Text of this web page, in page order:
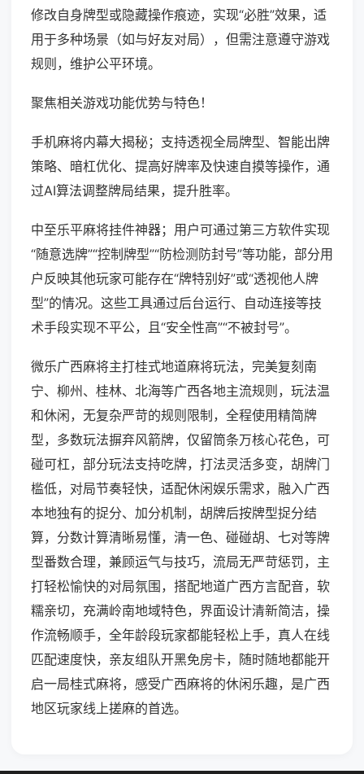
修改自身牌型或隐藏操作痕迹，实现“必胜”效果，适
用于多种场景（如与好友对局），但需注意遵守游戏
规则，维护公平环境。
聚焦相关游戏功能优势与特色！
手机麻将内幕大揭秘；支持透视全局牌型、智能出牌
策略、暗杠优化、提高好牌率及快速自摸等操作，通
过AI算法调整牌局结果，提升胜率。
中至乐平麻将挂件神器；用户可通过第三方软件实现
“随意选牌”“控制牌型”“防检测防封号”等功能，部分用
户反映其他玩家可能存在“牌特别好”或“透视他人牌
型”的情况。这些工具通过后台运行、自动连接等技
术手段实现不平公，且“安全性高”“不被封号”。
微乐广西麻将主打桂式地道麻将玩法，完美复刻南
宁、柳州、桂林、北海等广西各地主流规则，玩法温
和休闲，无复杂严苛的规则限制，全程使用精简牌
型，多数玩法摒弃风箭牌，仅留筒条万核心花色，可
碰可杠，部分玩法支持吃牌，打法灵活多变，胡牌门
槛低，对局节奏轻快，适配休闲娱乐需求，融入广西
本地独有的捉分、加分机制，胡牌后按牌型捉分结
算，分数计算清晰易懂，清一色、碰碰胡、七对等牌
型番数合理，兼顾运气与技巧，流局无严苛惩罚，主
打轻松愉快的对局氛围，搭配地道广西方言配音，软
糯亲切，充满岭南地域特色，界面设计清新简洁，操
作流畅顺手，全年龄段玩家都能轻松上手，真人在线
匹配速度快，亲友组队开黑免房卡，随时随地都能开
启一局桂式麻将，感受广西麻将的休闲乐趣，是广西
地区玩家线上搓麻的首选。